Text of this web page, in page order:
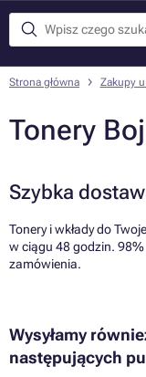
Strona główna Zakupy
Tonery
Szybka
Tonery i wkłady do
w ciągu 48 godzin. 98%
zamówienia.
Wysyłamy
następujących